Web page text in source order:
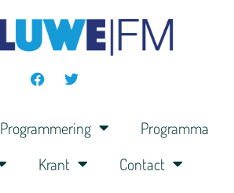
Programmering
Programma
Krant Contact